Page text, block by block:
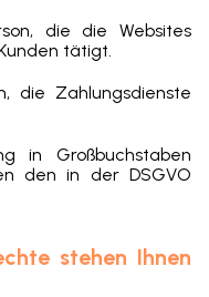
die die Websites
tätigt.
die Zahlungsdienste
in Großbuchstaben
den in der DSGVO
stehen Ihnen